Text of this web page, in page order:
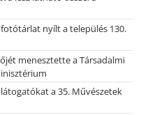
nyílt a település 130.
menesztette a Társadalmi
a 35. Művészetek